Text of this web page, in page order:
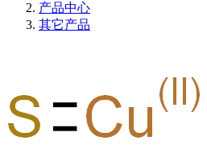
产品中心
其它产品